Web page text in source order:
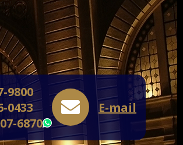
9800
0433
6870
WhatsApp
E-mail